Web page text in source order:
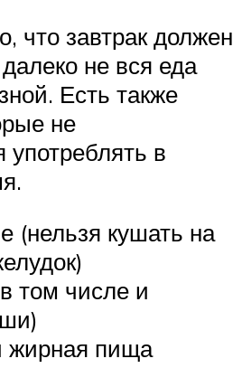
что завтрак должен
не вся еда
Есть также
не
употреблять в
(нельзя кушать на
том числе и
жирная пища